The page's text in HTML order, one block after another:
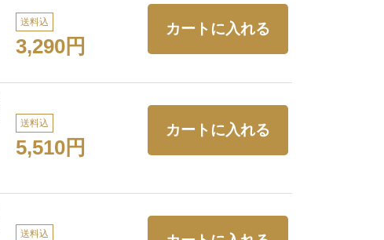
送料込
3,290円
送料込
5,510円
送料込